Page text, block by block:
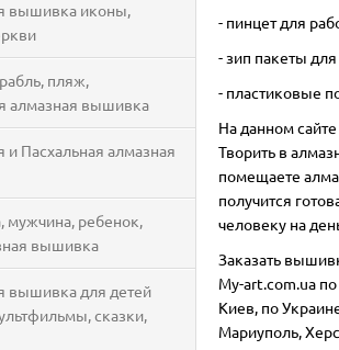
вышивка иконы,
пляж,
алмазная вышивка
и Пасхальная алмазная
мужчина, ребенок,
вышивка
вышивка для детей
сказки,
- пинцет для
- зип пакеты
- пластиковые
На данном
Творить в
помещаете
получится
человеку на
Заказать
My-art.com.ua
Киев, по
Мариуполь,